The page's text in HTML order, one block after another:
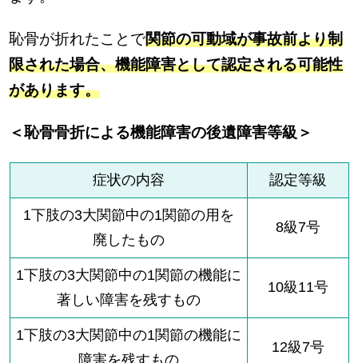
恥骨が折れたことで関節の可動域が事故前より制
限された場合、機能障害として認定される可能性
があります。
＜恥骨骨折による機能障害の後遺障害等級＞
症状の内容 認定等級
1下肢の3大関節中の1関節の用を
廃したもの
8級7号
1下肢の3大関節中の1関節の機能に
著しい障害を残すもの
10級11号
1下肢の3大関節中の1関節の機能に
12級7号